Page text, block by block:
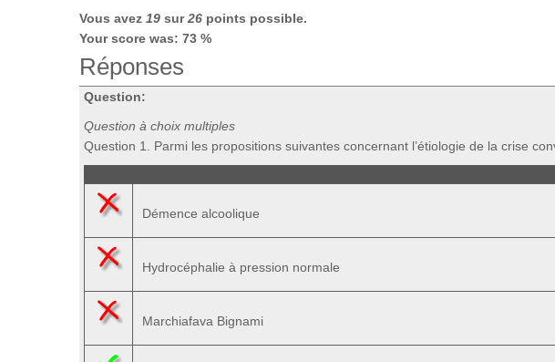
Vous avez 19 sur26 points possible.
Your score was: 73 %
Réponses
Question:
Question à choix multiples
Question 1. Parmi les propositions suivantes concernant l’étiologie de la crise
Démence alcoolique
Hydrocéphalie à pression normale
Marchiafava Bignami